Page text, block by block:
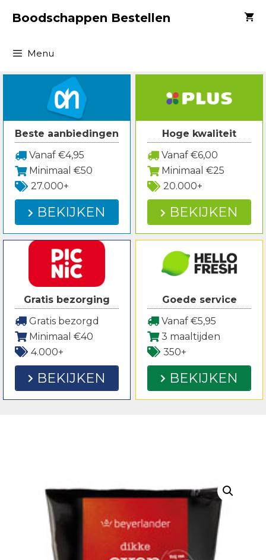
naarBoodschappen Bestellen
Menu
Beste aanbiedingen
Vanaf €4,95
Minimaal €50
27.000+
BEKIJKEN
Hoge kwaliteit
Vanaf €6,00
Minimaal €25
20.000+
BEKIJKEN
Gratis bezorging
Gratis bezorgd
Minimaal €40
4.000+
BEKIJKEN
Goede service
Vanaf €5,95
3 maaltijden
350+
BEKIJKEN